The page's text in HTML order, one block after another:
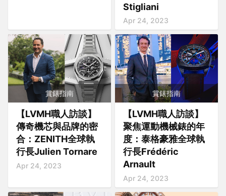
Stigliani
Apr 24, 2023
賞錶指南
【LVMH職人訪談】
傳奇機芯與品牌的密
合：ZENITH全球執
行長Julien Tornare
Apr 24, 2023
賞錶指南
【LVMH職人訪談】
聚焦運動機械錶的年
度：泰格豪雅全球執
行長Frédéric
Arnault
Apr 24, 2023